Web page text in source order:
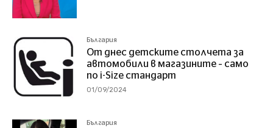
България
От днес детските столчета за
автомобили в магазините – само
по i-Size стандарт
01/09/2024
България